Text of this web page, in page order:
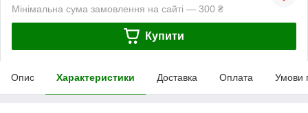
Мінімальна сума замовлення на сайті — 300 ₴
Купити
Опис Характеристики Доставка Оплата Умови